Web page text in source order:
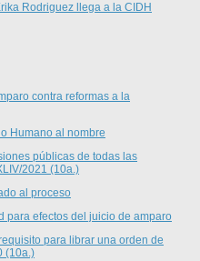
Rodriguez llega a la CIDH
contra reformas a la
Humano al nombre
públicas de todas las
2021 (10a.)
al proceso
para efectos del juicio de amparo
para librar una orden de
(10a.)